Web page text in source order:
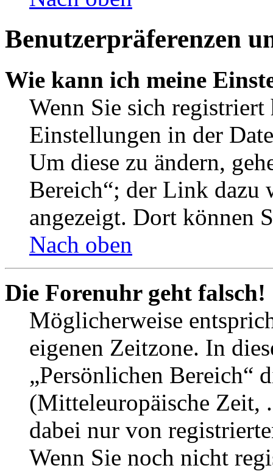
Benutzerpräferenzen
Wie kann ich meine
Wenn Sie sich
Einstellungen in der
Um diese zu ändern,
Bereich“; der Link dazu
angezeigt. Dort können
Nach oben
Die Forenuhr geht falsch!
Möglicherweise
eigenen Zeitzone. In
„Persönlichen Bereich“
(Mitteleuropäische Zeit,
dabei nur von
Wenn Sie noch nicht